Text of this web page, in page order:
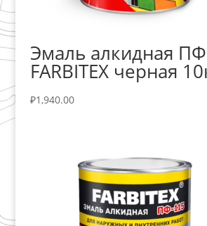
Эмаль алкидная
FARBITEX черная
₽1,940.00